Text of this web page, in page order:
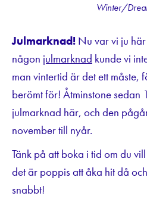
Winter/
Julmarknad! Nu var vi ju
någon julmarknad kunde vi
man vintertid är det ett måste,
berömt för! Åtminstone sedan
julmarknad här, och den
november till nyår.
Tänk på att boka i tid om du
det är poppis att åka hit då
snabbt!